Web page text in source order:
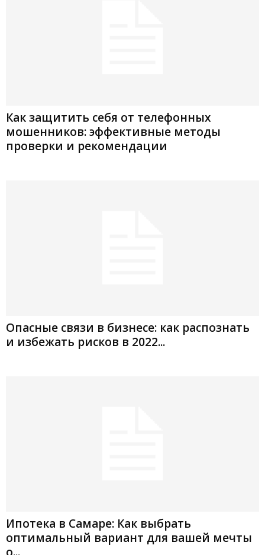
Как защитить себя от телефонных
мошенников: эффективные методы
проверки и рекомендации
Опасные связи в бизнесе: как распознать
и избежать рисков в 2022...
Ипотека в Самаре: Как выбрать
оптимальный вариант для вашей мечты